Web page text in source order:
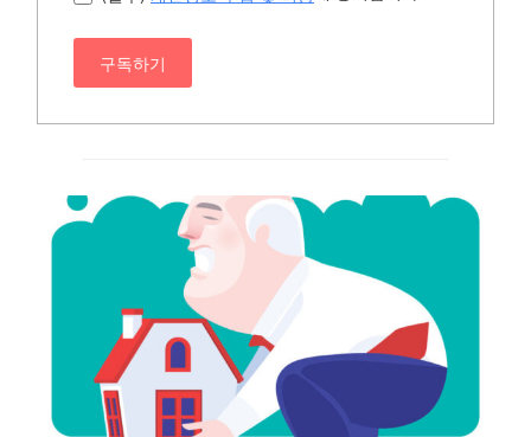
구독하기